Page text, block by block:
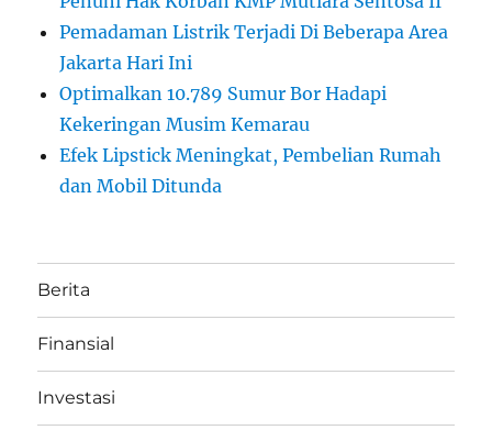
Pemadaman Listrik Terjadi Di Beberapa Area
Jakarta Hari Ini
Optimalkan 10.789 Sumur Bor Hadapi
Kekeringan Musim Kemarau
Efek Lipstick Meningkat, Pembelian Rumah
dan Mobil Ditunda
Berita
Finansial
Investasi